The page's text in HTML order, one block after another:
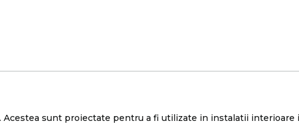
sunt proiectate pentru a fi utilizate in instalatii interioare